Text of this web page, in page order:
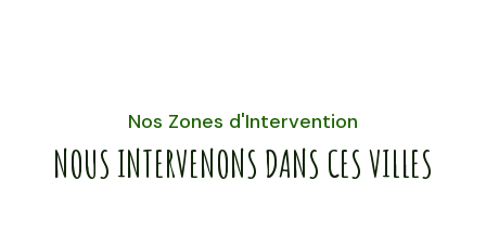
Nos Zones d'Intervention
NOUS INTERVENONS DANS CES VILLES